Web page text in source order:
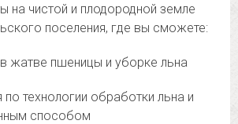
на чистой и плодородной земле
поселения, где вы сможете:
жатве пшеницы и уборке льна
по технологии обработки льна и
способом